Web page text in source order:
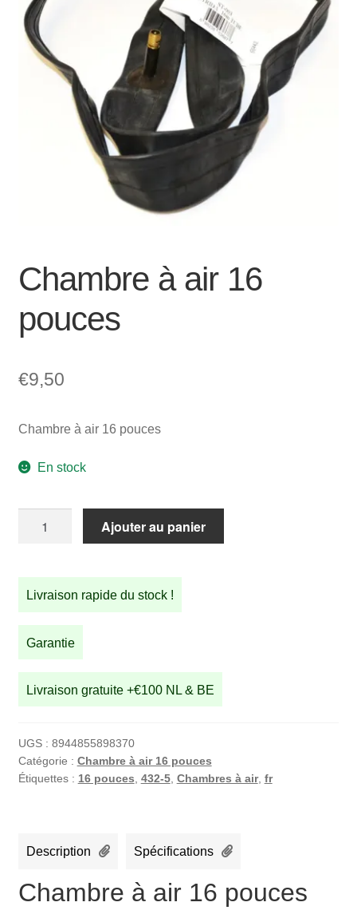
enfant
le
menu
Panier
SOLDES
Chambre à air 16
pouces
€9,50
Chambre à air 16 pouces
En stock
à
air
pouces
Ajouter au panier
Livraison rapide du stock !
Garantie
Livraison gratuite +€100 NL & BE
UGS : 8944855898370
Catégorie : Chambre à air 16 pouces
Étiquettes : 16 pouces 432-5, Chambres à air, fr
Description Spécifications
Chambre à air 16 pouces